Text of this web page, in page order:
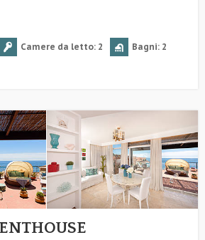
Camere da letto: 2 Bagni: 2